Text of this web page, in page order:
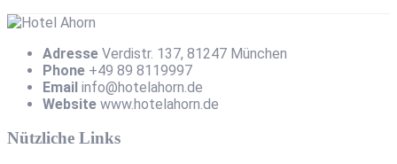
Adresse Verdistr. 137, 81247 München
Phone +49 89 8119997
Email info@hotelahorn.de
Website www.hotelahorn.de
Nützliche Links